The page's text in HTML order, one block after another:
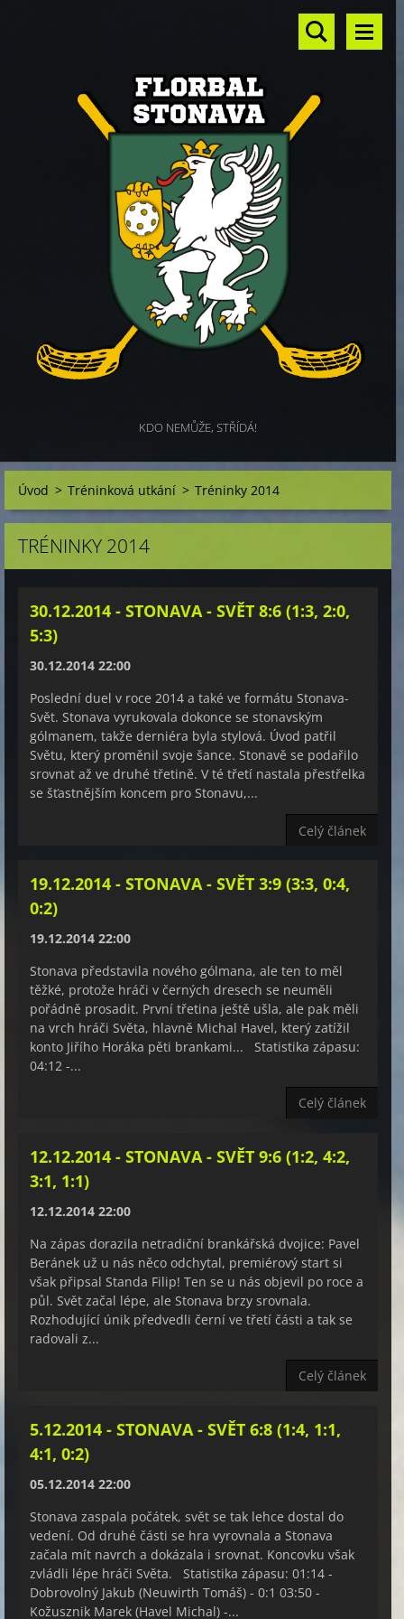
KDO NEMŮŽE, STŘÍDÁ!
Úvod > Tréninková utkání > Tréninky 2014
TRÉNINKY 2014
30.12.2014 - STONAVA - SVĚT 8:6 (1:3, 2:0,
5:3)
30.12.2014 22:00
Poslední duel v roce 2014 a také ve formátu Stonava-
Svět. Stonava vyrukovala dokonce se stonavským
gólmanem, takže derniéra byla stylová. Úvod patřil
Světu, který proměnil svoje šance. Stonavě se podařilo
srovnat až ve druhé třetině. V té třetí nastala přestřelka
se šťastnějším koncem pro Stonavu,...
Celý článek
19.12.2014 - STONAVA - SVĚT 3:9 (3:3, 0:4,
0:2)
19.12.2014 22:00
Stonava představila nového gólmana, ale ten to měl
těžké, protože hráči v černých dresech se neuměli
pořádně prosadit. První třetina ještě ušla, ale pak měli
na vrch hráči Světa, hlavně Michal Havel, který zatížil
konto Jiřího Horáka pěti brankami... Statistika zápasu:
04:12 -...
Celý článek
12.12.2014 - STONAVA - SVĚT 9:6 (1:2, 4:2,
3:1, 1:1)
12.12.2014 22:00
Na zápas dorazila netradiční brankářská dvojice: Pavel
Beránek už u nás něco odchytal, premiérový start si
však připsal Standa Filip! Ten se u nás objevil po roce a
půl. Svět začal lépe, ale Stonava brzy srovnala.
Rozhodující únik předvedli černí ve třetí části a tak se
radovali z...
Celý článek
5.12.2014 - STONAVA - SVĚT 6:8 (1:4, 1:1,
4:1, 0:2)
05.12.2014 22:00
Stonava zaspala počátek, svět se tak lehce dostal do
vedení. Od druhé části se hra vyrovnala a Stonava
začala mít navrch a dokázala i srovnat. Koncovku však
zvládli lépe hráči Světa. Statistika zápasu: 01:14 -
Dobrovolný Jakub (Neuwirth Tomáš) - 0:1 03:50 -
Kožusznik Marek (Havel Michal) -...